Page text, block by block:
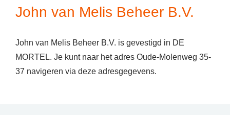
John van Melis Beheer B.V.
John van Melis Beheer B.V. is gevestigd in DE
MORTEL. Je kunt naar het adres Oude-Molenweg 35-
37 navigeren via deze adresgegevens.